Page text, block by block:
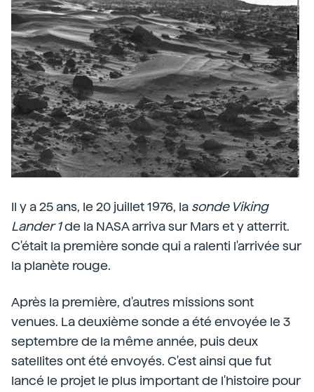
Il y a 25 ans, le 20 juillet 1976, la sonde Viking
Lander 1de la NASA arriva sur Mars et y atterrit.
C'était la première sonde qui a ralenti l'arrivée sur
la planète rouge.
Après la première, d'autres missions sont
venues. La deuxième sonde a été envoyée le 3
septembre de la même année, puis deux
satellites ont été envoyés. C'est ainsi que fut
lancé le projet le plus important de l'histoire pour